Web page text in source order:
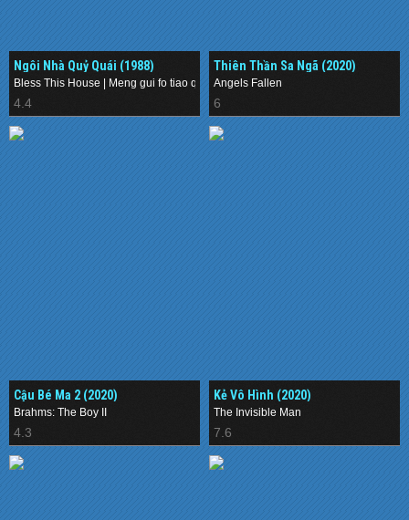
Ngôi Nhà Quỷ Quái (1988)
Bless This House | Meng gui fo tiao qiang
4.4
Thiên Thần Sa Ngã (2020)
Angels Fallen
6
Cậu Bé Ma 2 (2020)
Brahms: The Boy II
4.3
Kẻ Vô Hình (2020)
The Invisible Man
7.6